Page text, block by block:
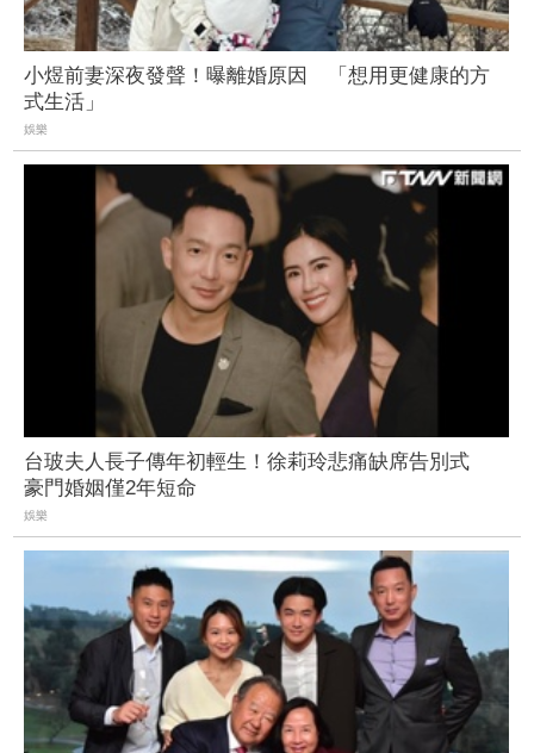
小煜前妻深夜發聲！曝離婚原因 「想用更健康的方
式生活」
娛樂
台玻夫人長子傳年初輕生！徐莉玲悲痛缺席告別式
豪門婚姻僅2年短命
娛樂